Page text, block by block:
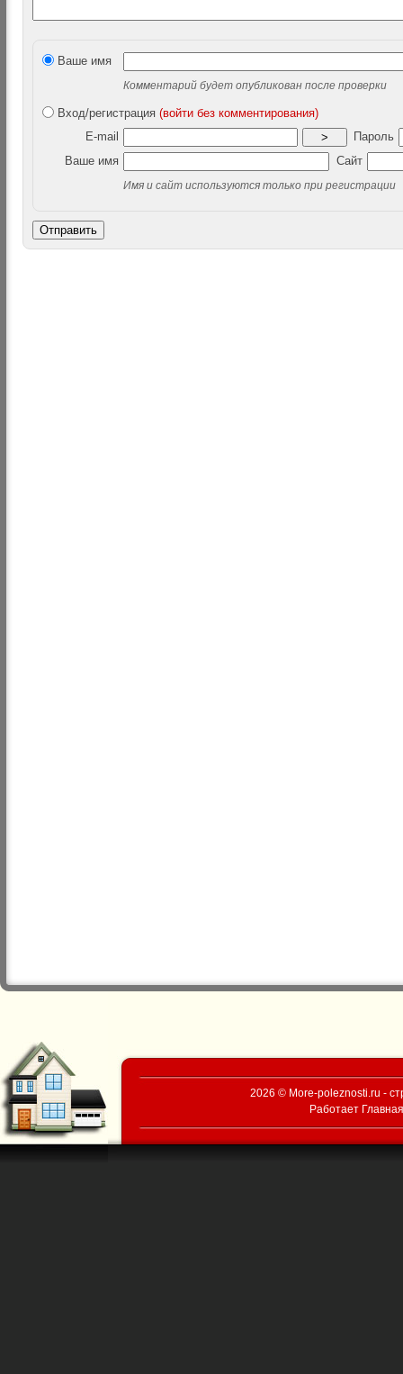
Ваше имя
Комментарий будет опубликован после проверки
Вход/регистрация (войти без комментирования)
E-mail
>
Пароль
Ваше имя
Сайт
Имя и сайт используются только при регистрации
Отправить
2026 © More-poleznosti.ru -
Работает